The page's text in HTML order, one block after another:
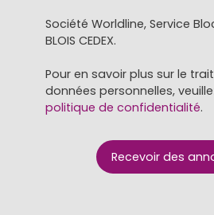
Société Worldline, Service
BLOIS CEDEX.
Pour en savoir plus sur le
données personnelles,
politique de confidentialité.
Recevoir des